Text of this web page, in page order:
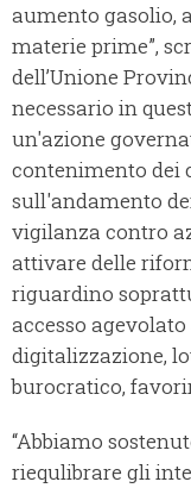
aumento gasolio,
materie prime”,
dell’Unione
necessario in
un'azione
contenimento dei
sull'andamento
vigilanza contro
attivare delle
riguardino
accesso
digitalizzazione,
burocratico,
“Abbiamo
riequlibrare gli